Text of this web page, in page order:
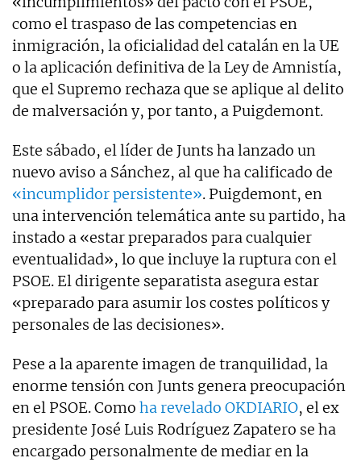
como el traspaso de las competencias en
inmigración, la oficialidad del catalán en la UE
o la aplicación definitiva de la Ley de Amnistía,
que el Supremo rechaza que se aplique al delito
de malversación y, por tanto, a Puigdemont.
Este sábado, el líder de Junts ha lanzado un
nuevo aviso a Sánchez, al que ha calificado de
«incumplidor persistente». Puigdemont, en
una intervención telemática ante su partido, ha
instado a «estar preparados para cualquier
eventualidad», lo que incluye la ruptura con el
PSOE. El dirigente separatista asegura estar
«preparado para asumir los costes políticos y
personales de las decisiones».
Pese a la aparente imagen de tranquilidad, la
enorme tensión con Junts genera preocupación
en el PSOE. Como ha revelado OKDIARIO, el ex
presidente José Luis Rodríguez Zapatero se ha
encargado personalmente de mediar en la